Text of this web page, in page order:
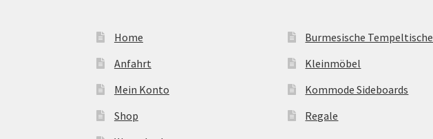
Home
Anfahrt
Mein Konto
Shop
Burmesische Tempeltische
Kleinmöbel
Kommode Sideboards
Regale